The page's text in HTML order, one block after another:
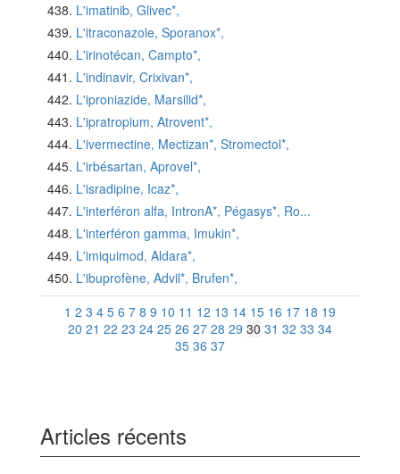
L'imatinib, Glivec*,
L'itraconazole, Sporanox*,
L'irinotécan, Campto*,
L'indinavir, Crixivan*,
L'iproniazide, Marsilid*,
L'ipratropium, Atrovent*,
L'ivermectine, Mectizan*, Stromectol*,
L'irbésartan, Aprovel*,
L'isradipine, Icaz*,
L'interféron alfa, IntronA*, Pégasys*, Ro...
L'interféron gamma, Imukin*,
L'imiquimod, Aldara*,
L'ibuprofène, Advil*, Brufen*,
1 2 3 4 5 6 7 8 9 10 11 12 13 14 15 16 17 18 19
20 21 22 23 24 25 26 27 28 29 30 31 32 33 34
35 36 37
Articles récents